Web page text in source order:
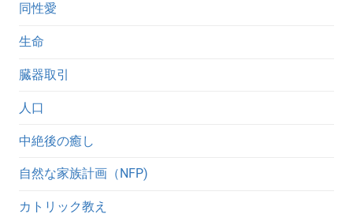
同性愛
生命
臓器取引
人口
中絶後の癒し
自然な家族計画（NFP)
カトリック教え